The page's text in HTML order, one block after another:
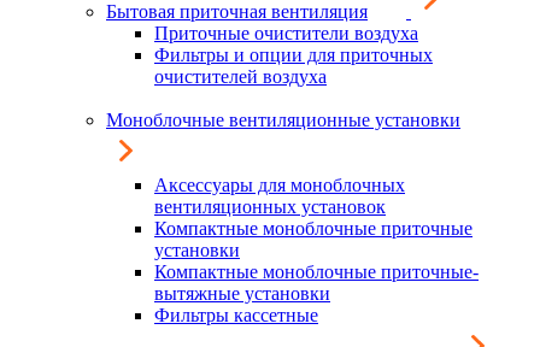
Бытовая приточная вентиляция
Приточные очистители воздуха
Фильтры и опции для приточных
очистителей воздуха
Моноблочные вентиляционные установки
Аксессуары для моноблочных
вентиляционных установок
Компактные моноблочные приточные
установки
Компактные моноблочные приточные-
вытяжные установки
Фильтры кассетные